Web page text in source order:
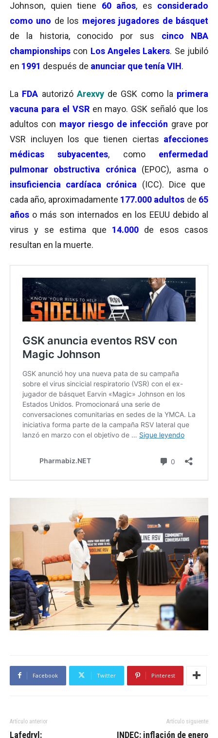
Johnson, quien tiene 60 años, es considerado
como uno de los mejores jugadores de básquet
de la historia, conocido por sus cinco NBA
championships con Los Angeles Lakers. Se jubiló
en 1991 después de anunciar que tenía VIH.
La FDA autorizó Arexvy de GSK como la primera
vacuna para el VSRen mayo. GSK señaló que los
adultos con mayor riesgo de infección grave por
VSR incluyen los que tienen ciertas afecciones
médicas subyacentes, como enfermedad
pulmonar obstructiva
crónica
(EPOC), asma o
insuficiencia cardíaca crónica (ICC). Dice que
cada año, aproximadamente 177.000 adultos de 65
años o más son internados en los EEUU debido al
virus y se estima que 14.000 de esos casos
resultan en la muerte.
Facebook Twitter Pinterest
Artículo anterior
Lafedryl:
Artículo siguiente
INDEC: inflación de enero